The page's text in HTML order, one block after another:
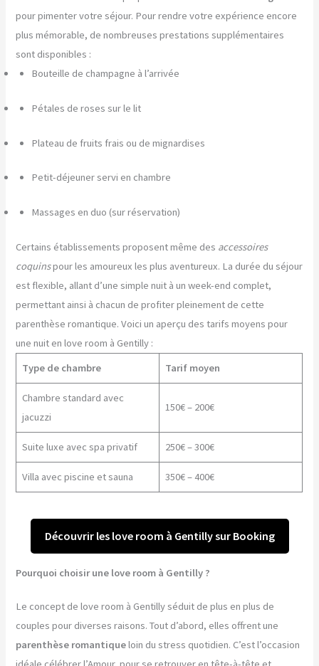
pour pimenter votre séjour. Pour rendre votre expérience encore
plus mémorable, de nombreuses prestations supplémentaires
sont disponibles :
Bouteille de champagne à l’arrivée
Pétales de roses sur le lit
Plateau de fruits frais ou de mignardises
Petit-déjeuner servi en chambre
Massages en duo (sur réservation)
Certains établissements proposent même des accessoires
coquinspour les amoureux les plus aventureux. La durée du séjour
est flexible, allant d’une simple nuit à un week-end complet,
permettant ainsi à chacun de profiter pleinement de cette
parenthèse romantique. Voici un aperçu des tarifs moyens pour
une nuit en love room à Gentilly :
Type de chambre
Tarif moyen
Chambre standard avec
jacuzzi
150€ – 200€
Suite luxe avec spa privatif 250€ – 300€
Villa avec piscine et sauna 350€ – 400€
Découvrir les love room à Gentilly sur Booking
Pourquoi choisir une love room à Gentilly ?
Le concept de love room à Gentilly séduit de plus en plus de
couples pour diverses raisons. Tout d’abord, elles offrent une
parenthèse romantiqueloin du stress quotidien. C’est l’occasion